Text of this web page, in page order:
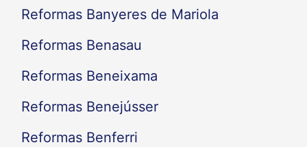
Reformas Banyeres de Mariola
Reformas Benasau
Reformas Beneixama
Reformas Benejússer
Reformas Benferri